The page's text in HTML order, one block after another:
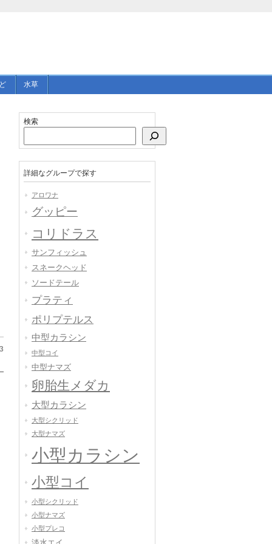
水草
検索
詳細なグループで探す
アロワナ
グッピー
コリドラス
サンフィッシュ
スネークヘッド
ソードテール
プラティ
ポリプテルス
中型カラシン
中型コイ
中型ナマズ
卵胎生メダカ
大型カラシン
大型シクリッド
大型ナマズ
小型カラシン
小型コイ
小型シクリッド
小型ナマズ
小型プレコ